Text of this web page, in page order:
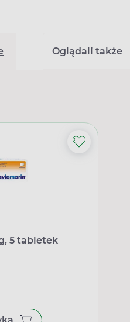
Oglądali także
5 tabletek